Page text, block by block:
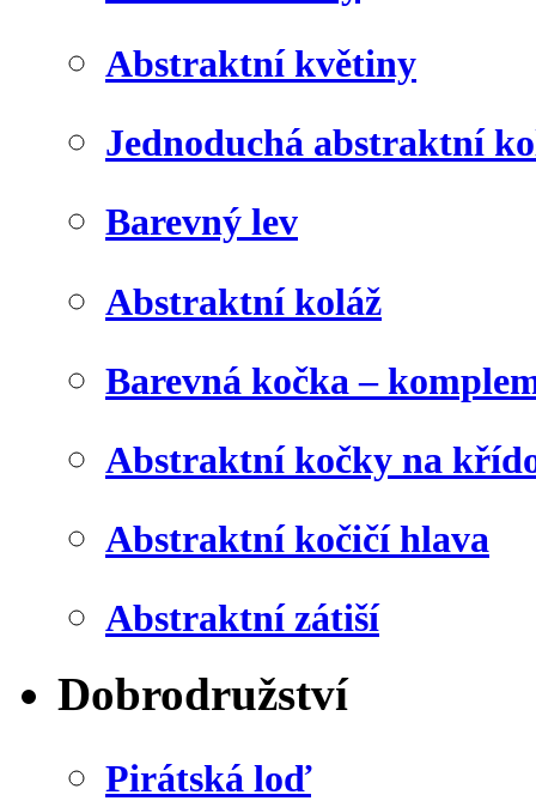
Abstraktní květiny
Jednoduchá abstraktní
Barevný lev
Abstraktní koláž
Barevná kočka –
Abstraktní kočky na
Abstraktní kočičí hlava
Abstraktní zátiší
Dobrodružství
Pirátská loď